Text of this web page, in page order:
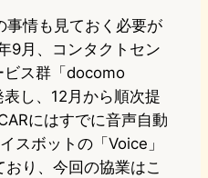
事情も見ておく必要が
9月、コンタクトセン
ビス群「docomo
し、12月から順次提
にはすでに音声自動
スボットの「Voice」
り、今回の協業はこ